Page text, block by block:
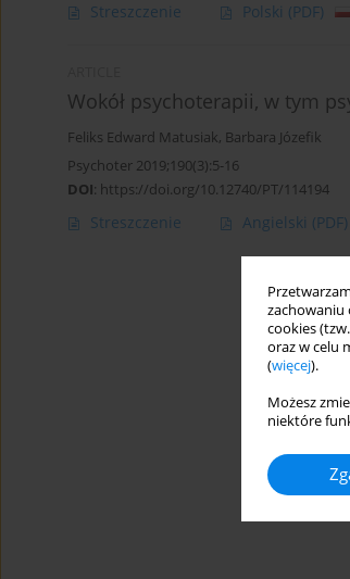
zachowaniu
cookies
oraz w celu
(więcej).
Możesz
niektóre
Streszczenie Polski (PDF)
Wokół psychoterapii, w tym
Feliks Edward Matusiak, Barbara Józefik
Psychoter 2019;190(3):5-16
DOI: https://doi.org/10.12740/PT/114194
Streszczenie Angielski (PDF)